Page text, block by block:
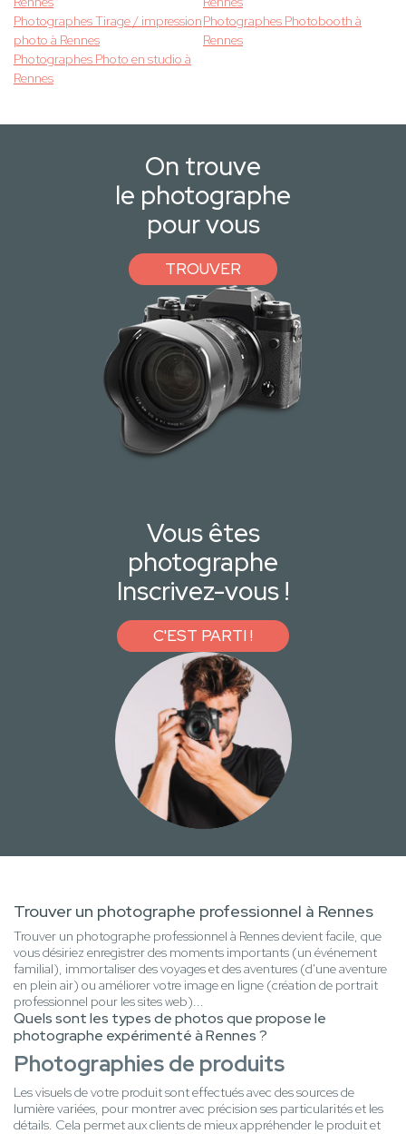
Photographes Tirage / impression
photo à Rennes
Photographes Photobooth à
Rennes
Photographes Photo en studio à
Rennes
On trouve
le photographe
pour vous
TROUVER
Vous êtes
photographe
Inscrivez-vous !
C'EST PARTI !
Trouver un photographe professionnel à Rennes
Trouver un photographe professionnel à Rennes devient facile, que
vous désiriez enregistrer des moments importants (un événement
familial), immortaliser des voyages et des aventures (d'une aventure
en plein air) ou améliorer votre image en ligne (création de portrait
professionnel pour les sites web)...
Quels sont les types de photos que propose le
photographe expérimenté à Rennes ?
Photographies de produits
Les visuels de votre produit sont effectués avec des sources de
lumière variées, pour montrer avec précision ses particularités et les
détails. Cela permet aux clients de mieux appréhender le produit et